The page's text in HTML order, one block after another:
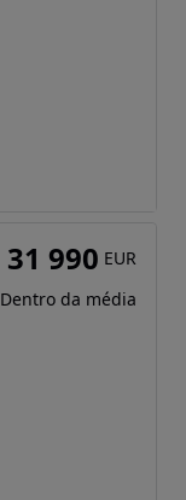
31 990 EUR
Dentro da média